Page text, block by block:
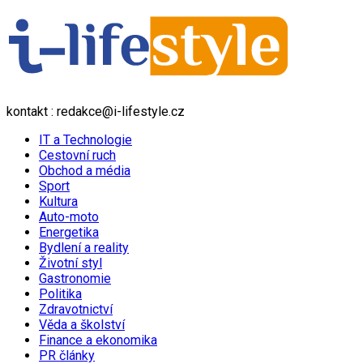
kontakt : redakce@i-lifestyle.cz
IT a Technologie
Cestovní ruch
Obchod a média
Sport
Kultura
Auto-moto
Energetika
Bydlení a reality
Životní styl
Gastronomie
Politika
Zdravotnictví
Věda a školství
Finance a ekonomika
PR články